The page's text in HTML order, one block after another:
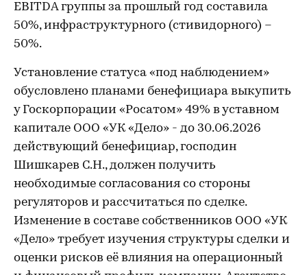
EBITDA группы за прошлый год составила
50%, инфраструктурного (стивидорного) –
50%.
Установление статуса «под наблюдением»
обусловлено планами бенефициара выкупить
у Госкорпорации «Росатом» 49% в уставном
капитале ООО «УК «Дело» - до 30.06.2026
действующий бенефициар, господин
Шишкарев С.Н., должен получить
необходимые согласования со стороны
регуляторов и рассчитаться по сделке.
Изменение в составе собственников ООО «УК
«Дело» требует изучения структуры сделки и
оценки рисков её влияния на операционный